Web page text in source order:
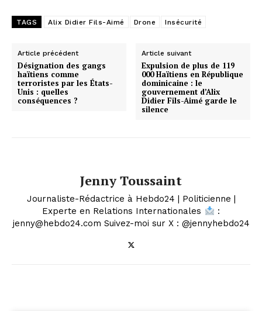
TAGS Alix Didier Fils-Aimé Drone Insécurité
Article précédent
Désignation des gangs
haïtiens comme
terroristes par les États-
Unis : quelles
conséquences ?
Article suivant
Expulsion de plus de 119
000 Haïtiens en République
dominicaine : le
gouvernement d’Alix
Didier Fils-Aimé garde le
silence
Jenny Toussaint
Journaliste-Rédactrice à Hebdo24 | Politicienne |
Experte en Relations Internationales
:
jenny@hebdo24.com Suivez-moi sur X : @jennyhebdo24